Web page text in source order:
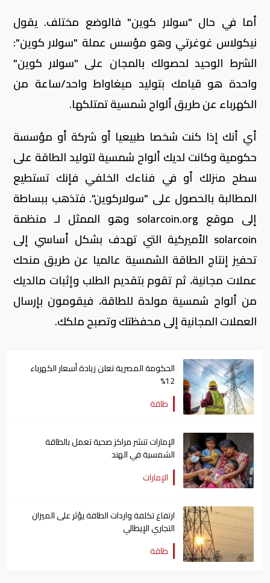
أما في حال "سولار كوين" فالوضع مختلف. يقول
نيكولاس غوغرتي وهو مؤسس عملة "سولار كوين":
الشرط الوحيد لحصولك بالمجان على "سولار كوين"
واحدة هو قيامك بتوليد ميغاواط واحد/ساعة من
الكهرباء عن طريق ألواح شمسية تمتلكها.
أي أنك إذا كنت شخصا طبيعيا أو شركة أو مؤسسة
حكومية وكانت لديك ألواح شمسية لتوليد الطاقة على
سطح منزلك أو في فناءك الخلفي فإنك تستطيع
المطالبة بالحصول على "سولاركوين". فتذهب ببساطة
إلى موقع solarcoin.org وهو الممثل لـ منظمة
solarcoin الأميركية التي تهدف بشكل أساسي إلى
تحفيز إنتاج الطاقة الشمسية عالميا عن طريق منحك
عملات مجانية، ثم تقوم بتقديم الطلب وإثبات مالديك
من ألواح شمسية مولدة للطاقة، فيقومون بإرسال
العملات المجانية إلى محفظتك وتصبح ملكك.
الحكومة المصرية تعلن زيادة أسعار الكهرباء
12%
طاقة
الإمارات تنشر مراكز صحية تعمل بالطاقة
الشمسية في الهند
الإمارات
ارتفاع تكلفة واردات الطاقة يؤثر على الميزان
التجاري الإيطالي
طاقة